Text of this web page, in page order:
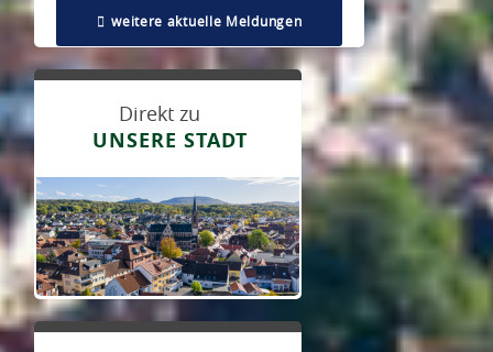
weitere aktuelle Meldungen
Direkt zu
UNSERE STADT